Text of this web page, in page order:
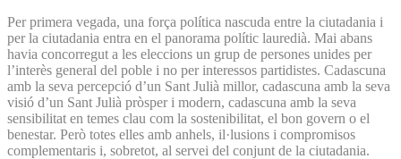
Per primera vegada, una força política nascuda entre la ciutadania i
per la ciutadania entra en el panorama polític lauredià. Mai abans
havia concorregut a les eleccions un grup de persones unides per
l’interès general del poble i no per interessos partidistes. Cadascuna
amb la seva percepció d’un Sant Julià millor, cadascuna amb la seva
visió d’un Sant Julià pròsper i modern, cadascuna amb la seva
sensibilitat en temes clau com la sostenibilitat, el bon govern o el
benestar. Però totes elles amb anhels, il·lusions i compromisos
complementaris i, sobretot, al servei del conjunt de la ciutadania.